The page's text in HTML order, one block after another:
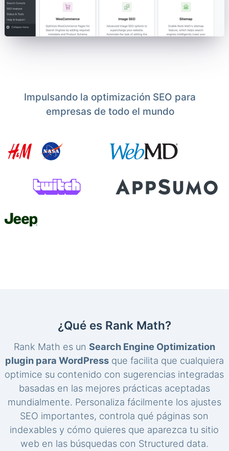
Impulsando la optimización SEO para
empresas de todo el mundo
¿Qué es Rank Math?
Rank Math es un Search Engine Optimization
plugin para WordPressque facilita que cualquiera
optimice su contenido con sugerencias integradas
basadas en las mejores prácticas aceptadas
mundialmente. Personaliza fácilmente los ajustes
SEO importantes, controla qué páginas son
indexables y cómo quieres que aparezca tu sitio
web en las búsquedas con Structured data.